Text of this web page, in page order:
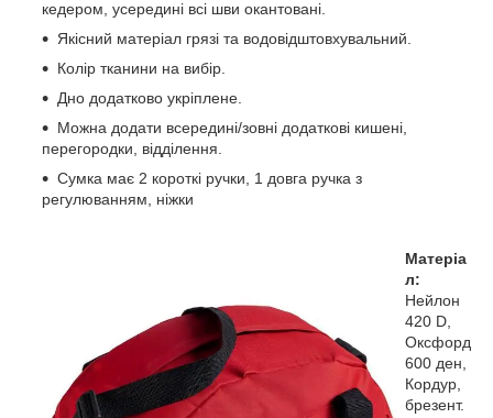
кедером, усередині всі шви окантовані.
Якісний матеріал грязі та водовідштовхувальний.
Колір тканини на вибір.
Дно додатково укріплене.
Можна додати всередині/зовні додаткові кишені,
перегородки, відділення.
Сумка має 2 короткі ручки, 1 довга ручка з
регулюванням, ніжки
Матеріа
л:
Нейлон
420 D,
Оксфорд
600 ден,
Кордур,
брезент.